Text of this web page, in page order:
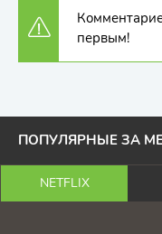
первым!
ПОПУЛЯРНЫЕ ЗА
NETFLIX